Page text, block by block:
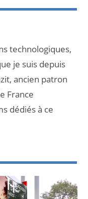
technologiques,
je suis depuis
ancien patron
France
dédiés à ce